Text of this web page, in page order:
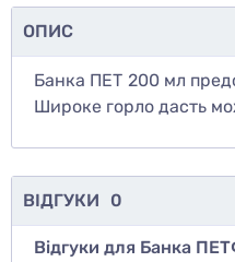
ОПИС
Банка ПЕТ 200 мл
Широке горло дасть
ВІДГУКИ 0
Відгуки для Банка